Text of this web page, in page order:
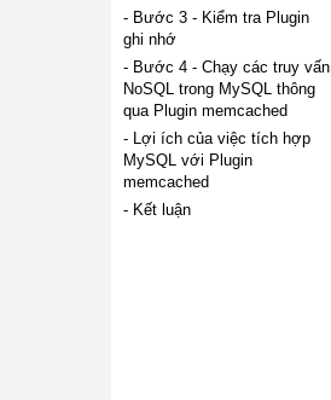
- Bước 3 - Kiểm tra Plugin
ghi nhớ
- Bước 4 - Chạy các truy vấn
NoSQL trong MySQL thông
qua Plugin memcached
- Lợi ích của việc tích hợp
MySQL với Plugin
memcached
- Kết luận